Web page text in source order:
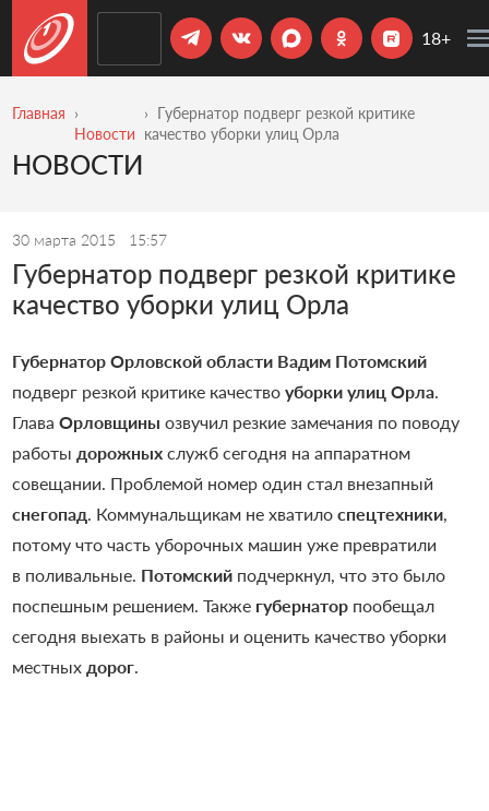
18+
Главная
Новости
Губернатор подверг резкой критике
качество уборки улиц Орла
НОВОСТИ
30 марта 2015 15:57
Губернатор подверг резкой критике
качество уборки улиц Орла
Губернатор Орловской области Вадим Потомский
подверг резкой критике качество уборки улиц Орла.
Глава Орловщины озвучил резкие замечания по поводу
работы дорожныхслужб сегодня на аппаратном
совещании. Проблемой номер один стал внезапный
снегопад . Коммунальщикам не хватило спецтехники,
потому что часть уборочных машин уже превратили
в поливальные. Потомскийподчеркнул, что это было
поспешным решением. Также губернаторпообещал
сегодня выехать в районы и оценить качество уборки
местных дорог.